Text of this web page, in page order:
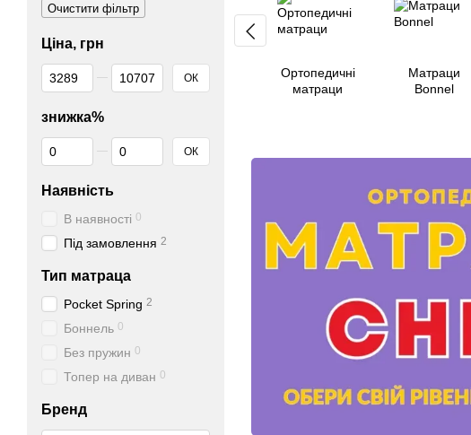
Ортопедичні
матраци
Матраци
Bonnel
Очистити фільтр
Ціна, грн
Від Ціна, грн
До Ціна, грн ОК
знижка%
Від знижка%
До знижка% ОК
Наявність
В наявності 0
Під замовлення 2
Тип матраца
Pocket Spring 2
Боннель 0
Без пружин 0
Топер на диван 0
Бренд